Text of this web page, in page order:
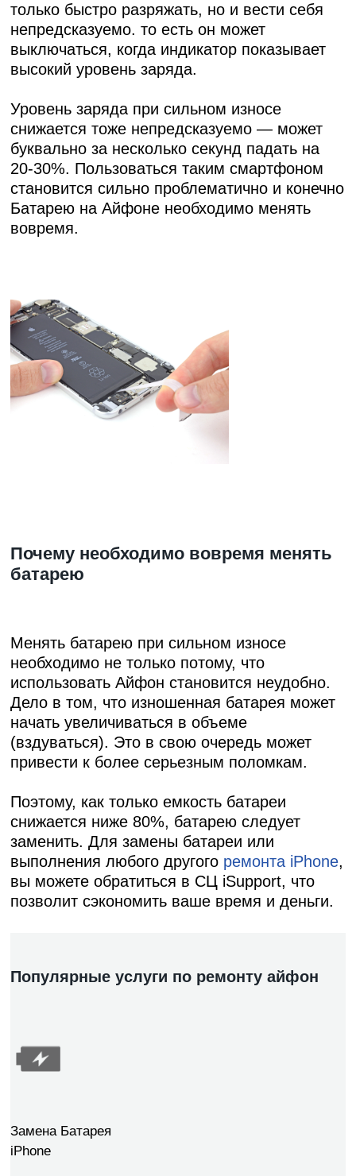
только быстро разряжать, но и вести себя
непредсказуемо. то есть он может
выключаться, когда индикатор показывает
высокий уровень заряда.
Уровень заряда при сильном износе
снижается тоже непредсказуемо — может
буквально за несколько секунд падать на
20-30%. Пользоваться таким смартфоном
становится сильно проблематично и конечно
Батарею на Айфоне необходимо менять
вовремя.
Почему необходимо вовремя менять
батарею
Менять батарею при сильном износе
необходимо не только потому, что
использовать Айфон становится неудобно.
Дело в том, что изношенная батарея может
начать увеличиваться в объеме
(вздуваться). Это в свою очередь может
привести к более серьезным поломкам.
Поэтому, как только емкость батареи
снижается ниже 80%, батарею следует
заменить. Для замены батареи или
выполнения любого другого ремонта iPhone,
вы можете обратиться в СЦ iSupport, что
позволит сэкономить ваше время и деньги.
Популярные услуги по ремонту айфон
Замена Батарея
iPhone